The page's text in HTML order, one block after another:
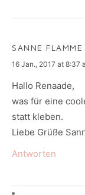
SANNE FLAMME
says:
16 Jan., 2017 at 8:37
Hallo Renaade,
was für eine
statt kleben.
Liebe Grüße
Antworten